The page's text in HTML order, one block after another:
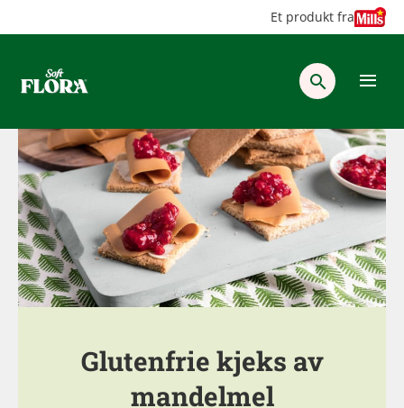
Et produkt fra
Glutenfrie kjeks av
mandelmel